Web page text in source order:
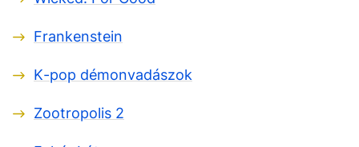
Frankenstein
K-pop démonvadászok
Zootropolis 2